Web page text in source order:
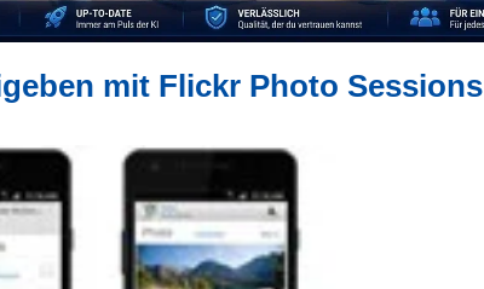
mit Flickr Photo Sessions